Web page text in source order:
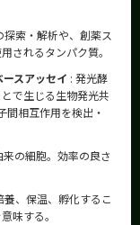
探索・解析や、創薬ス
されるタンパク質。
スアッセイ : 発光酵
で生じる生物発光共
間相互作用を検出・
の細胞。効率の良さ
、保温、孵化するこ
味する。